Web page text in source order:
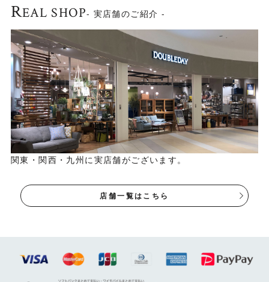
お手入れにおすすめはこちら
「HOWARD社 ORANGE
OIL 8オンス」はこちら
▶
Check！
REAL SHOP- 実店舗のご紹介 -
関東・関西・九州に実店舗がございます。
店舗一覧はこちら